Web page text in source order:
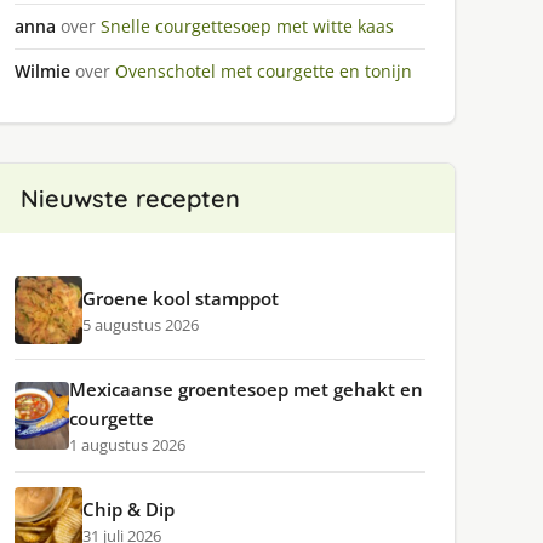
anna over Snelle courgettesoep met witte kaas
Wilmie over Ovenschotel met courgette en tonijn
Nieuwste recepten
Groene kool stamppot
5 augustus 2026
Mexicaanse groentesoep met gehakt en
courgette
1 augustus 2026
Chip & Dip
31 juli 2026